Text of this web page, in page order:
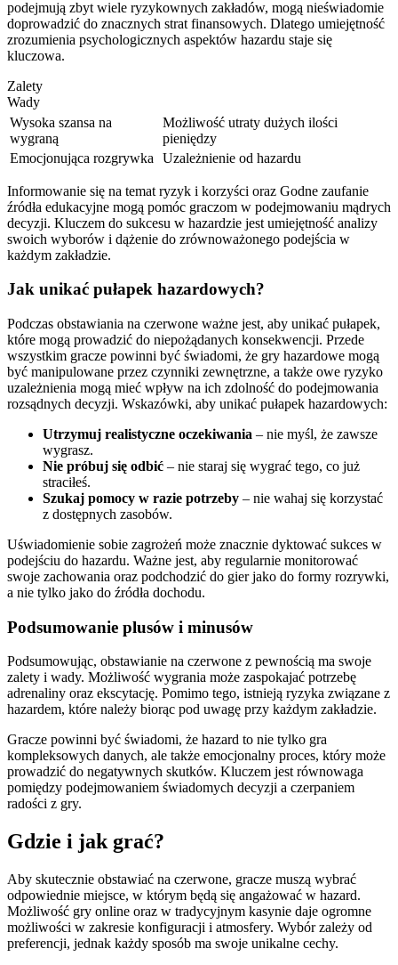
podejmują zbyt wiele ryzykownych zakładów, mogą nieświadomie
doprowadzić do znacznych strat finansowych. Dlatego umiejętność
zrozumienia psychologicznych aspektów hazardu staje się
kluczowa.
Zalety
Wady
Wysoka szansa na
wygraną
Możliwość utraty dużych ilości
pieniędzy
Emocjonująca rozgrywka
Uzależnienie od hazardu
Informowanie się na temat ryzyk i korzyści oraz Godne zaufanie
źródła edukacyjne mogą pomóc graczom w podejmowaniu mądrych
decyzji. Kluczem do sukcesu w hazardzie jest umiejętność analizy
swoich wyborów i dążenie do zrównoważonego podejścia w
każdym zakładzie.
Jak unikać pułapek hazardowych?
Podczas obstawiania na czerwone ważne jest, aby unikać pułapek,
które mogą prowadzić do niepożądanych konsekwencji. Przede
wszystkim gracze powinni być świadomi, że gry hazardowe mogą
być manipulowane przez czynniki zewnętrzne, a także owe ryzyko
uzależnienia mogą mieć wpływ na ich zdolność do podejmowania
rozsądnych decyzji. Wskazówki, aby unikać pułapek hazardowych:
Utrzymuj realistyczne oczekiwania – nie myśl, że zawsze
wygrasz.
Nie próbuj się odbić – nie staraj się wygrać tego, co już
straciłeś.
Szukaj pomocy w razie potrzeby – nie wahaj się korzystać
z dostępnych zasobów.
Uświadomienie sobie zagrożeń może znacznie dyktować sukces w
podejściu do hazardu. Ważne jest, aby regularnie monitorować
swoje zachowania oraz podchodzić do gier jako do formy rozrywki,
a nie tylko jako do źródła dochodu.
Podsumowanie plusów i minusów
Podsumowując, obstawianie na czerwone z pewnością ma swoje
zalety i wady. Możliwość wygrania może zaspokajać potrzebę
adrenaliny oraz ekscytację. Pomimo tego, istnieją ryzyka związane z
hazardem, które należy biorąc pod uwagę przy każdym zakładzie.
Gracze powinni być świadomi, że hazard to nie tylko gra
kompleksowych danych, ale także emocjonalny proces, który może
prowadzić do negatywnych skutków. Kluczem jest równowaga
pomiędzy podejmowaniem świadomych decyzji a czerpaniem
radości z gry.
Gdzie i jak grać?
Aby skutecznie obstawiać na czerwone, gracze muszą wybrać
odpowiednie miejsce, w którym będą się angażować w hazard.
Możliwość gry online oraz w tradycyjnym kasynie daje ogromne
możliwości w zakresie konfiguracji i atmosfery. Wybór zależy od
preferencji, jednak każdy sposób ma swoje unikalne cechy.